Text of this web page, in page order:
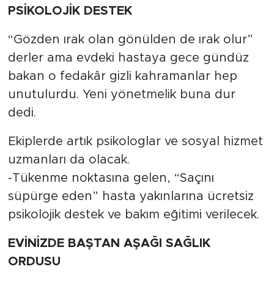
PSİKOLOJİK DESTEK
“Gözden ırak olan gönülden de ırak olur”
derler ama evdeki hastaya gece gündüz
bakan o fedakâr gizli kahramanlar hep
unutulurdu. Yeni yönetmelik buna dur
dedi.
Ekiplerde artık psikologlar ve sosyal hizmet
uzmanları da olacak.
-Tükenme noktasına gelen, “Saçını
süpürge eden” hasta yakınlarına ücretsiz
psikolojik destek ve bakım eğitimi verilecek.
EVİNİZDE BAŞTAN AŞAĞI SAĞLIK
ORDUSU